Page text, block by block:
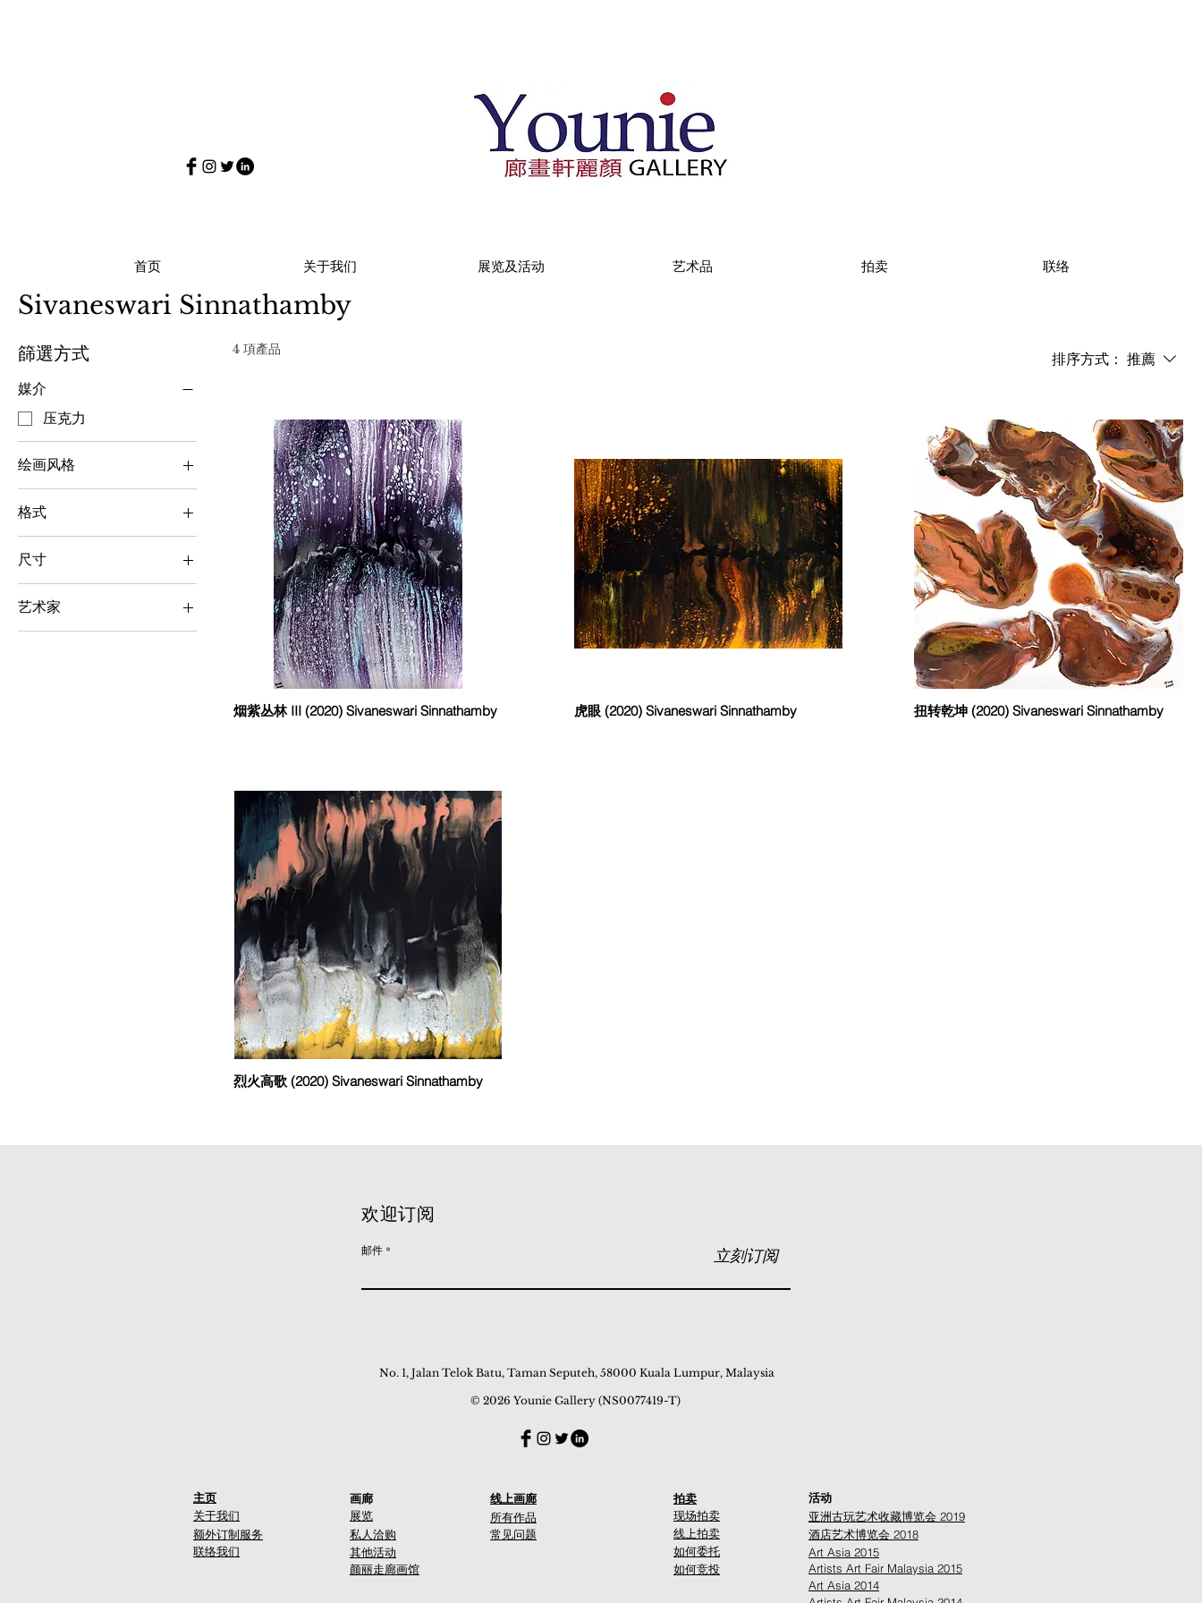
首页 关于我们 展览及活动 艺术品 拍卖 联络
Sivaneswari Sinnathamby
篩選方式
媒介
压克力
绘画风格
抽象及超现实主义
格式
横向
尺寸
中（50 cm x 50 cm -
100 cm x 100 cm）
小（< 50 cm x 50 cm）
艺术家
Sivaneswari
4 項產品
排序方式： 推薦
烟紫丛林 III (2020) Sivaneswari Sinnathamby 虎眼 (2020) Sivaneswari Sinnathamby 扭转乾坤 (2020) Sivaneswari Sinnathamby
烈火高歌 (2020) Sivaneswari Sinnathamby
欢迎订阅
邮件 立刻订阅
No. 1, Jalan Telok Batu, Taman Seputeh, 58000 Kuala Lumpur, Malaysia
© 2026 Younie Gallery (NS0077419-T)
主页
关于我们
额外订制服务
联络我们
画廊
展览
私人洽购
其他活动
颜丽走廊画馆
线上画廊
所有作品
常见问题
拍卖
现场拍卖
线上拍卖
如何委托
如何竞投
活动
亚洲古玩艺术收藏博览会 2019
酒店艺术博览会 2018
Art Asia 2015
Artists Art Fair Malaysia 2015
Art Asia 2014